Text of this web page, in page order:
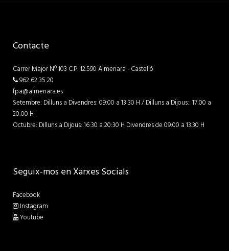
Contacte
Carrer Major Nº 103 C.P: 12.590 Almenara - Castelló
962 62 35 20
fpa@almenara.es
Setembre: Dilluns a Divendres: 09:00 a 13:30 H / Dilluns a Dijous:: 17:00 a
20:00 H
Octubre: Dilluns a Dijous: 16:30 a 20:30 H Divendres de 09:00 a 13.30 H
Seguix-mos en Xarxes Socials
Facebook
Instagram
Youtube